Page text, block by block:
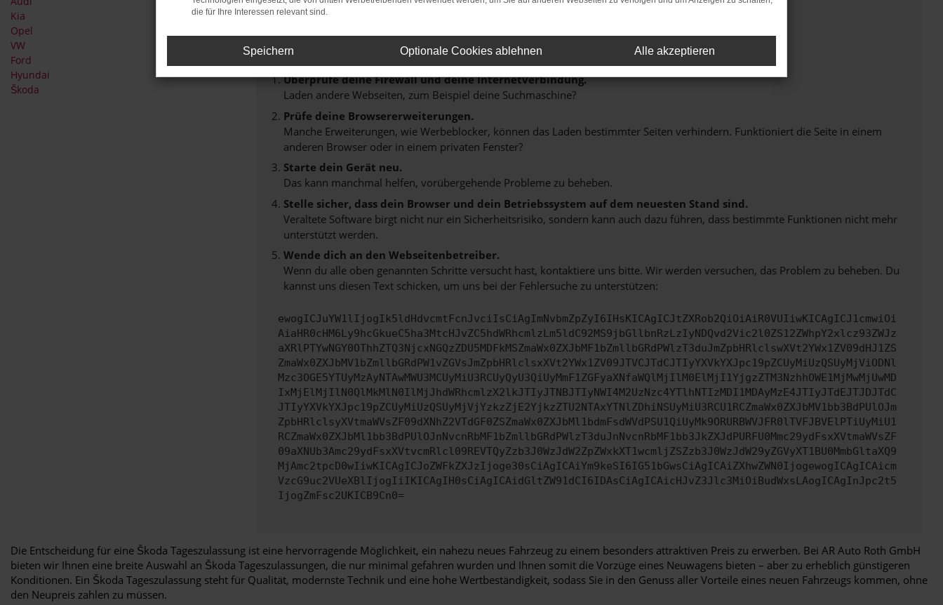
Kia
Opel
VW
Ford
Hyundai
Škoda
Fehler: Network Error
Beim Laden ist ein Fehler aufgetreten.
Hier sind ein paar Tipps, die dir helfen können:
Überprüfe deine Firewall und deine Internetverbindung.
Laden andere Webseiten, zum Beispiel deine Suchmaschine?
Prüfe deine Browsererweiterungen.
Manche Erweiterungen, wie Werbeblocker, können das Laden bestimmter Seiten verhindern. Funktioniert die Seite in einem
anderen Browser oder in einem privaten Fenster?
Starte dein Gerät neu.
Das kann manchmal helfen, vorübergehende Probleme zu beheben.
Stelle sicher, dass dein Browser und dein Betriebssystem auf dem neuesten Stand sind.
Veraltete Software birgt nicht nur ein Sicherheitsrisiko, sondern kann auch dazu führen, dass bestimmte Funktionen nicht mehr
unterstützt werden.
Wende dich an den Webseitenbetreiber.
Wenn du alle oben genannten Schritte versucht hast, kontaktiere uns bitte. Wir werden versuchen, das Problem zu beheben. Du
kannst uns diesen Text schicken, um uns bei der Fehlersuche zu unterstützen:
ewogICJuYW1lIjogIk5ldHdvcmtFcnJvciIsCiAgImNvbmZpZyI6IHsKICAgICJtZXRob2QiOiAiR0VUIiwKICAgICJ1cmwiOi
AiaHR0cHM6Ly9hcGkueC5ha3MtcHJvZC5hdWRhcmlzLm5ldC92MS9jbGllbnRzLzIyNDQvd2Vic2l0ZS12ZWhpY2xlcz93ZWJz
aXRlPTYwNGY0OThhZTQ3NjcxNGQzZDU5MDFkMSZmaWx0ZXJbMF1bZmllbGRdPWlzT3duJmZpbHRlclswXVt2YWx1ZV09dHJ1ZS
ZmaWx0ZXJbMV1bZmllbGRdPW1vZGVsJmZpbHRlclsxXVt2YWx1ZV09JTVCJTdCJTIyYXVkYXJpc19pZCUyMiUzQSUyMjViODNl
Mzc3OGE5YTUyMzAyNTAwMWU3MCUyMiU3RCUyQyU3QiUyMmF1ZGFyaXNfaWQlMjIlM0ElMjI1YjgzZTM3NzhhOWE1MjMwMjUwMD
IxMjElMjIlN0QlMkMlN0IlMjJhdWRhcmlzX2lkJTIyJTNBJTIyNWI4M2UzNzc4YTlhNTIzMDI1MDAyMzE4JTIyJTdEJTJDJTdC
JTIyYXVkYXJpc19pZCUyMiUzQSUyMjVjYzkzZjE2YjkzZTU2NTAxYTNlZDhiNSUyMiU3RCU1RCZmaWx0ZXJbMV1bb3BdPUlOJm
ZpbHRlclsyXVtmaWVsZF09dXNhZ2VTdGF0ZSZmaWx0ZXJbMl1bdmFsdWVdPSU1QiUyMk9ORURBWVJFR0lTVFJBVElPTiUyMiU1
RCZmaWx0ZXJbMl1bb3BdPUlOJnNvcnRbMF1bZmllbGRdPWlzT3duJnNvcnRbMF1bb3JkZXJdPURFU0Mmc29ydFsxXVtmaWVsZF
09aXNUb3Amc29ydFsxXVtvcmRlcl09REVTQyZzb3J0WzJdW2ZpZWxkXT1wcmljZSZzb3J0WzJdW29yZGVyXT1BU0MmbGltaXQ9
MjAmc2tpcD0wIiwKICAgICJoZWFkZXJzIjoge30sCiAgICAiYm9keSI6IG51bGwsCiAgICAiZXhwZWN0IjogewogICAgICAicm
VzcG9uc2VUeXBlIjogIiIKICAgIH0sCiAgICAidGltZW91dCI6IDAsCiAgICAicHJvZ3Jlc3MiOiBudWxsLAogICAgInJpc2t5
IjogZmFsc2UKICB9Cn0=
Die Entscheidung für eine Škoda Tageszulassung ist eine hervorragende Möglichkeit, ein nahezu neues Fahrzeug zu einem besonders attraktiven Preis zu erwerben. Bei AR Auto Roth GmbH
bieten wir Ihnen eine breite Auswahl an Škoda Tageszulassungen, die nur minimal gefahren wurden und Ihnen somit die Vorzüge eines Neuwagens bieten – aber zu erheblich günstigeren
Konditionen. Ein Škoda Tageszulassung steht für Qualität, modernste Technik und eine hohe Wertbeständigkeit, sodass Sie in den Genuss aller Vorteile eines neuen Fahrzeugs kommen, ohne
den Neupreis zahlen zu müssen.
die für Ihre Interessen relevant sind.
Speichern Optionale Cookies ablehnen Alle akzeptieren